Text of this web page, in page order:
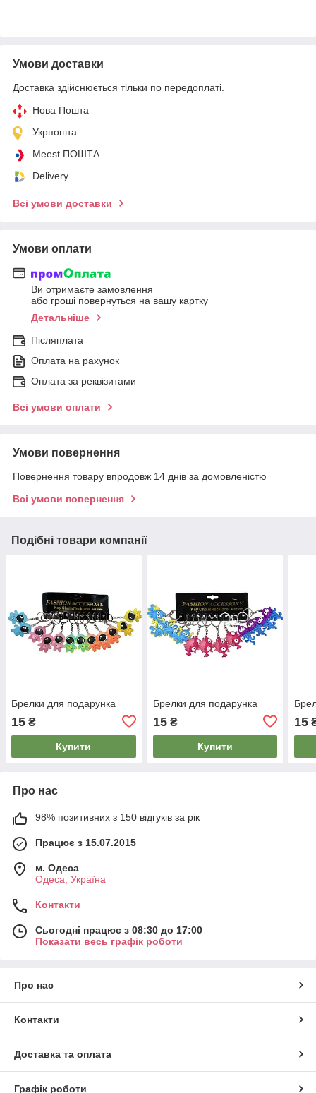
Умови доставки
Доставка здійснюється тільки по передоплаті.
Нова Пошта
Укрпошта
Meest ПОШТА
Delivery
Всі умови доставки
Умови оплати
Ви отримаєте замовлення
або гроші повернуться на вашу картку
Детальніше
Післяплата
Оплата на рахунок
Оплата за реквізитами
Всі умови оплати
Умови повернення
Повернення товару впродовж 14 днів за домовленістю
Всі умови повернення
Подібні товари компанії
Брелки для подарунка
15 ₴
Купити
Брелки для подарунка
15₴
Купити
15
Про нас
98% позитивних з 150 відгуків за рік
Працює з 15.07.2015
м. Одеса
Одеса, Україна
Контакти
Сьогодні працює з 08:30 до 17:00
Показати весь графік роботи
Про нас
Контакти
Доставка та оплата
Графік роботи